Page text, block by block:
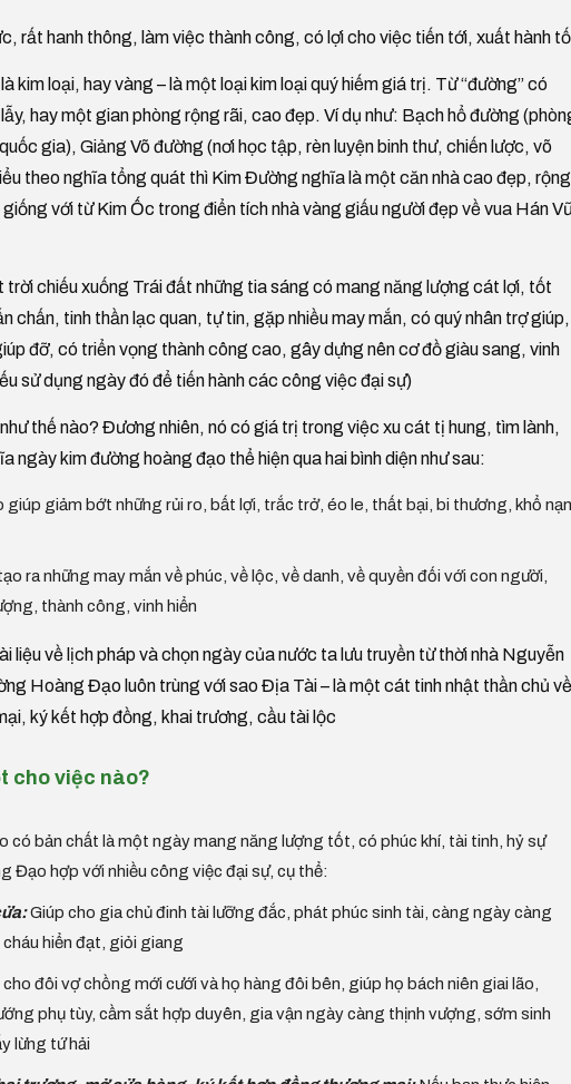
rất hanh thông, làm việc thành công, có lợi cho việc tiến tới, xuất hành
kim loại, hay vàng – là một loại kim loại quý hiếm giá trị. Từ “đường” có
hay một gian phòng rộng rãi, cao đẹp. Ví dụ như: Bạch hổ đường
gia), Giảng Võ đường (nơi học tập, rèn luyện binh thư, chiến lược, võ
theo nghĩa tổng quát thì Kim Đường nghĩa là một căn nhà cao đẹp, rộng
với từ Kim Ốc trong điển tích nhà vàng giấu người đẹp về vua Hán
chiếu xuống Trái đất những tia sáng có mang năng lượng cát lợi, tốt
chấn, tinh thần lạc quan, tự tin, gặp nhiều may mắn, có quý nhân trợ giúp,
đỡ, có triển vọng thành công cao, gây dựng nên cơ đồ giàu sang, vinh
sử dụng ngày đó để tiến hành các công việc đại sự)
thế nào? Đương nhiên, nó có giá trị trong việc xu cát tị hung, tìm lành,
ngày kim đường hoàng đạo thể hiện qua hai bình diện như sau:
giảm bớt những rủi ro, bất lợi, trắc trở, éo le, thất bại, bi thương, khổ
ra những may mắn về phúc, về lộc, về danh, về quyền đối với con người,
thành công, vinh hiển
liệu về lịch pháp và chọn ngày của nước ta lưu truyền từ thời nhà Nguyễn
Hoàng Đạo luôn trùng với sao Địa Tài – là một cát tinh nhật thần chủ về
ký kết hợp đồng, khai trương, cầu tài lộc
cho việc nào?
có bản chất là một ngày mang năng lượng tốt, có phúc khí, tài tinh, hỷ sự
Đạo hợp với nhiều công việc đại sự, cụ thể:
Giúp cho gia chủ đinh tài lưỡng đắc, phát phúc sinh tài, càng ngày càng
hiển đạt, giỏi giang
đôi vợ chồng mới cưới và họ hàng đôi bên, giúp họ bách niên giai lão,
phụ tùy, cầm sắt hợp duyên, gia vận ngày càng thịnh vượng, sớm sinh
lừng tứ hải